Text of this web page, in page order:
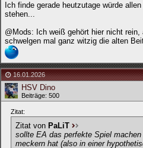
Ich finde gerade heutzutage würde
stehen...
@Mods: Ich weiß gehört hier nicht
schwelgen mal ganz witzig die alten
16.01.2026
HSV Dino
Beiträge: 500
Zitat:
Zitat von PaLiT
sollte EA das perfekte Spiel
meckern hat (also in einer